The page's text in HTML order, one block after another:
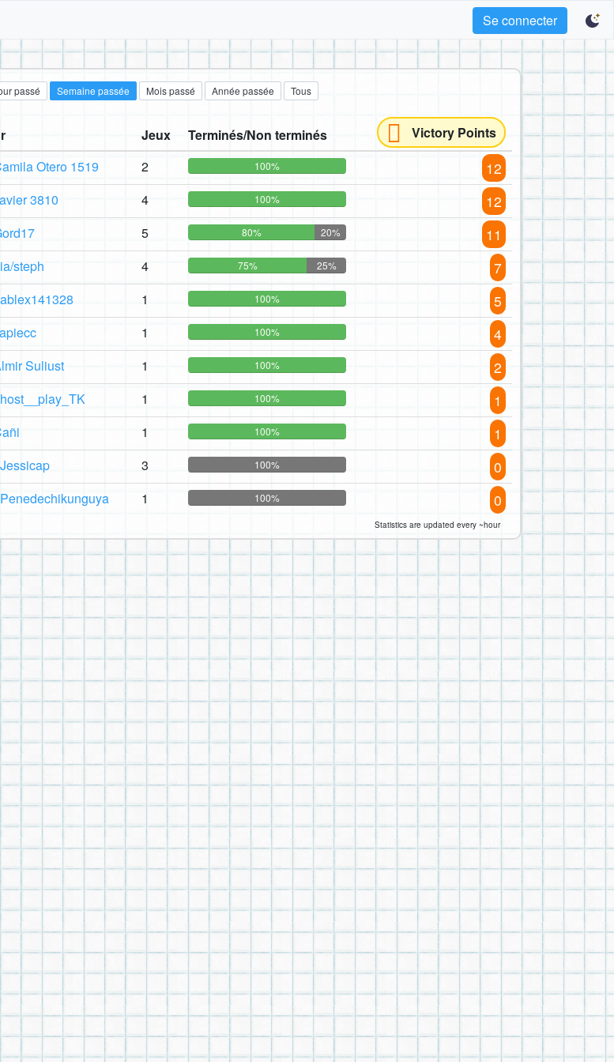
Se connecter
passé Semaine passée Mois passé Année passée Tous
Jeux Terminés/Non terminés
Victory Points
Otero 1519 2 100% 12
3810 4 100% 12
5 80% 20% 11
steph 4 75% 25% 7
1 100% 5
1 100% 4
Suliust 1 100% 2
1 100% 1
1 100% 1
Jessicap 3 100% 0
Penedechikunguya 1 100% 0
Statistics are updated every ~hour